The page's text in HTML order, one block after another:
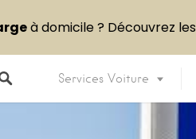
Services Voiture
à domicile ? Découvrez les